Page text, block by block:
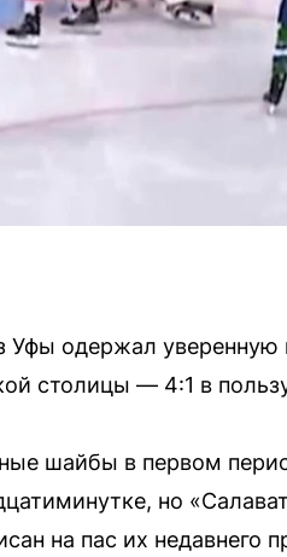
Уфы одержал уверенную
столицы — 4:1 в
шайбы в первом
но
на пас их недавнего